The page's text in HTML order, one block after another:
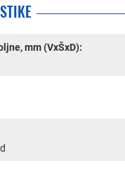
mm (VxŠxD):